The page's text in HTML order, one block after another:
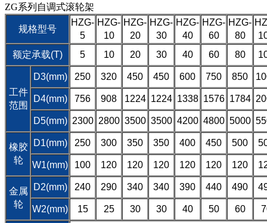
ZG系列自调式滚轮架
规格型号
HZG-
5
HZG-
10
HZG-
20
HZG-
30
HZG-
40
HZG-
60
HZG-
80
额定承载(T)
5 10 20 30 40 60 80
工件
范围
D3(mm) 250 320 450 450 600 750 850
D4(mm) 756 908 1224 1224 1338 1576 1784
D5(mm) 2300 2800 3500 3500 4200 4800 5000
橡胶
轮
D1(mm) 250 300 350 350 400 450 500
W1(mm) 100 120 120 120 120 120 120
金属
轮
D2(mm) 240 290 340 340 390 440 490
W2(mm) 15 25 30 30 40 50 60